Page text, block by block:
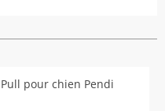
Pull pour chien Pendi